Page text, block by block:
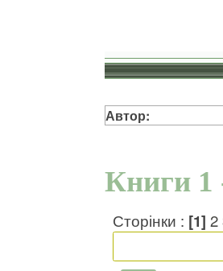
Автор:
Книги 1
Сторінки : [1] 2